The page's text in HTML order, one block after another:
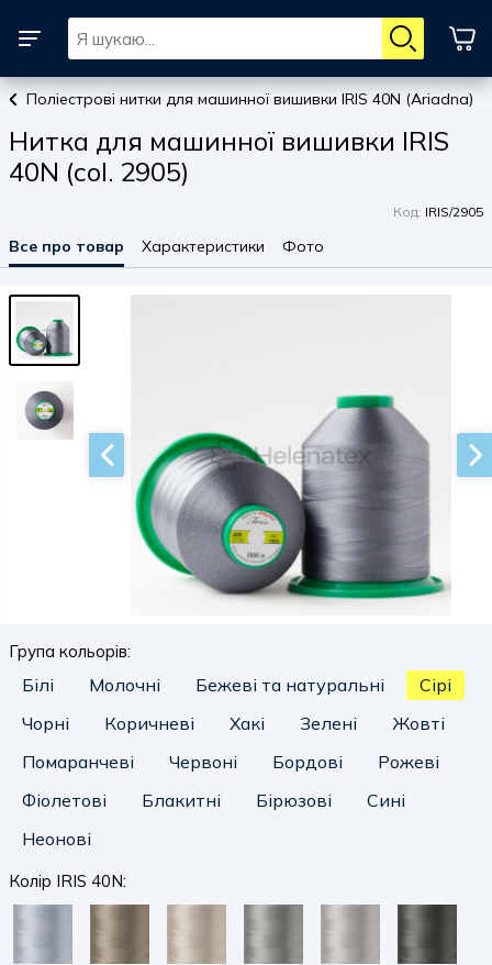
Поліестрові нитки для машинної вишивки IRIS 40N (Ariadna)
Нитка для машинної вишивки IRIS
40N (col. 2905)
Код: IRIS/2905
Все про товар Характеристики Фото
Група кольорів:
Білі Молочні Бежеві та натуральні
Сірі
Чорні
Коричневі Хакі Зелені
Жовті
Помаранчеві
Червоні Бордові
Рожеві
Фіолетові
Блакитні Бірюзові
Сині
Неонові
Колір IRIS 40N: